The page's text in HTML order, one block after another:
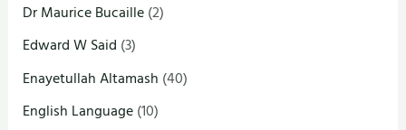
Dr Maurice Bucaille(2)
Edward W Said (3)
Enayetullah Altamash (40)
English Language(10)